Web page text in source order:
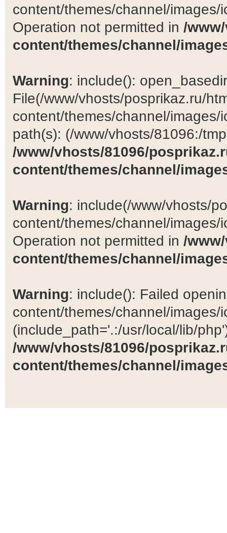
content/themes/channel/
Operation not permitted in /
content/themes/channel/
Warning: include():
File(/www/vhosts/posprikaz.ru/
content/themes/channel/
path(s): (/www/vhosts/81096:/
/www/vhosts/81096/
content/themes/channel/
Warning: include(/www/vhosts/
content/themes/channel/
Operation not permitted in /
content/themes/channel/
Warning: include(): Failed
content/themes/channel/images/
(include_path='.:/usr/local/lib/
/www/vhosts/81096/
content/themes/channel/